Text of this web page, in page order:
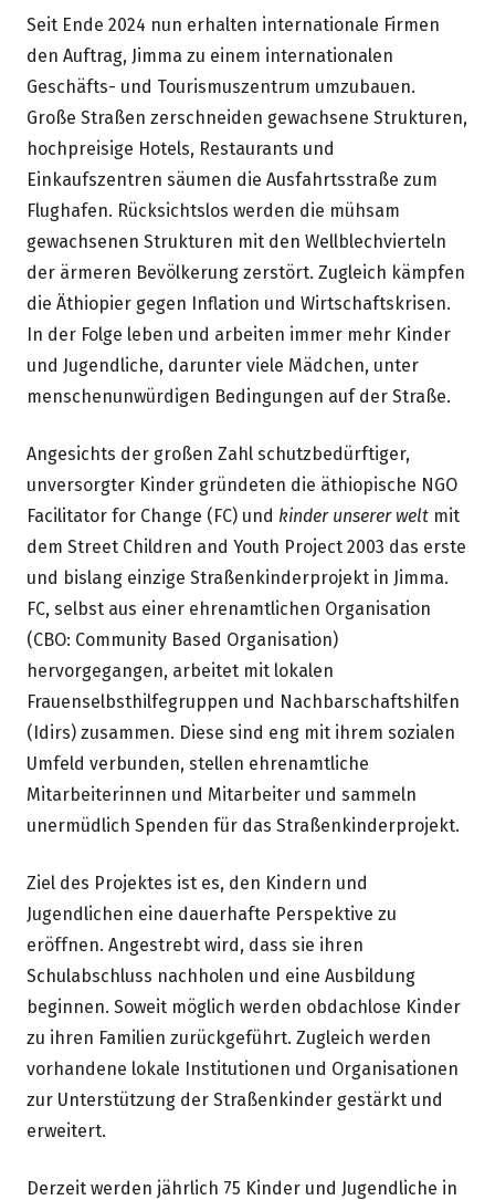
Seit Ende 2024 nun erhalten internationale Firmen
den Auftrag, Jimma zu einem internationalen
Geschäfts- und Tourismuszentrum umzubauen.
Große Straßen zerschneiden gewachsene Strukturen,
hochpreisige Hotels, Restaurants und
Einkaufszentren säumen die Ausfahrtsstraße zum
Flughafen. Rücksichtslos werden die mühsam
gewachsenen Strukturen mit den Wellblechvierteln
der ärmeren Bevölkerung zerstört. Zugleich kämpfen
die Äthiopier gegen Inflation und Wirtschaftskrisen.
In der Folge leben und arbeiten immer mehr Kinder
und Jugendliche, darunter viele Mädchen, unter
menschenunwürdigen Bedingungen auf der Straße.
Angesichts der großen Zahl schutzbedürftiger,
unversorgter Kinder gründeten die äthiopische NGO
Facilitator for Change (FC) und kinder unserer welt mit
dem Street Children and Youth Project 2003 das erste
und bislang einzige Straßenkinderprojekt in Jimma.
FC, selbst aus einer ehrenamtlichen Organisation
(CBO: Community Based Organisation)
hervorgegangen, arbeitet mit lokalen
Frauenselbsthilfegruppen und Nachbarschaftshilfen
(Idirs) zusammen. Diese sind eng mit ihrem sozialen
Umfeld verbunden, stellen ehrenamtliche
Mitarbeiterinnen und Mitarbeiter und sammeln
unermüdlich Spenden für das Straßenkinderprojekt.
Ziel des Projektes ist es, den Kindern und
Jugendlichen eine dauerhafte Perspektive zu
eröffnen. Angestrebt wird, dass sie ihren
Schulabschluss nachholen und eine Ausbildung
beginnen. Soweit möglich werden obdachlose Kinder
zu ihren Familien zurückgeführt. Zugleich werden
vorhandene lokale Institutionen und Organisationen
zur Unterstützung der Straßenkinder gestärkt und
erweitert.
Derzeit werden jährlich 75 Kinder und Jugendliche in